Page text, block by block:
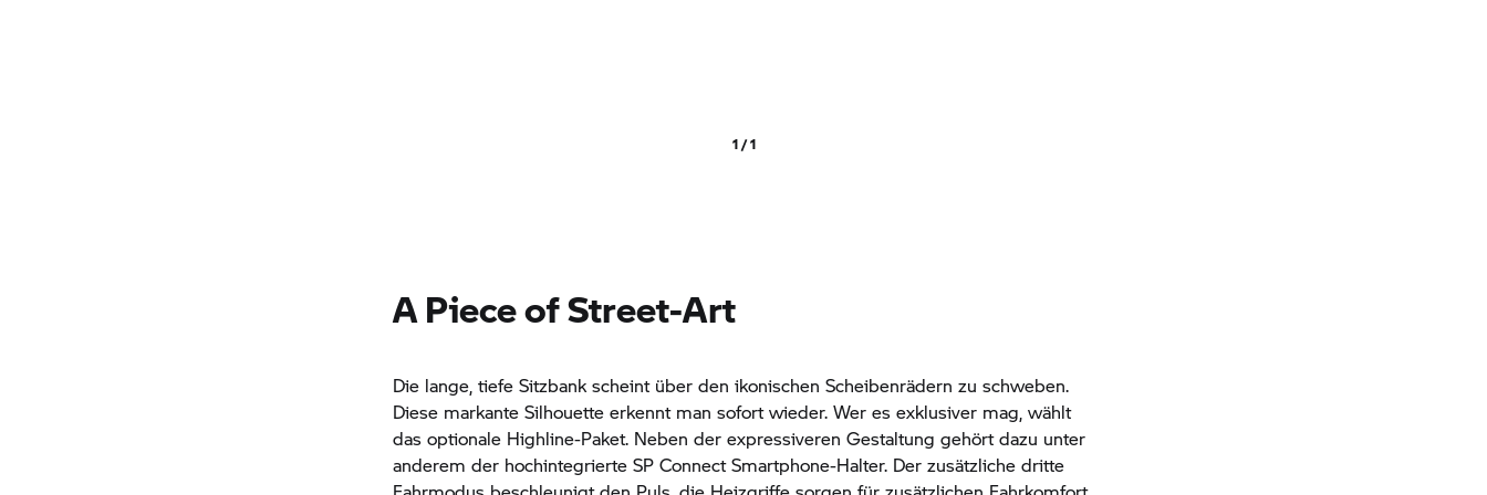
1 / 1
A Piece of Street-Art
Die lange, tiefe Sitzbank scheint über den ikonischen Scheibenrädern zu schweben.
Diese markante Silhouette erkennt man sofort wieder. Wer es exklusiver mag, wählt
das optionale Highline-Paket. Neben der expressiveren Gestaltung gehört dazu unter
anderem der hochintegrierte SP Connect Smartphone-Halter. Der zusätzliche dritte